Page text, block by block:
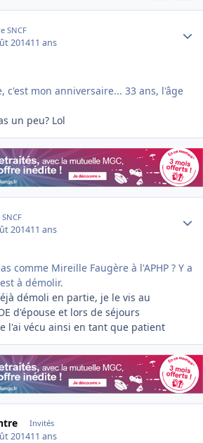
SNCF
201411 ans
c'est mon anniversaire... 33 ans, l'âge
un peu? Lol
201411 ans
comme Mireille Faugère à l'APHP ? Y a
à démolir.
démoli en partie, je le vis au
d'épouse et lors de séjours
l'ai vécu ainsi en tant que patient
Invités
201411 ans